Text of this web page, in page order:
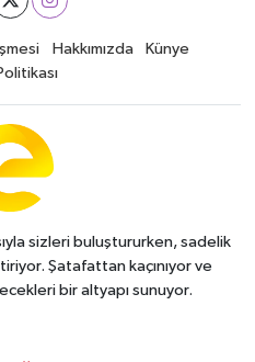
Hakkımızda
Künye
sizleri buluştururken, sadelik
Şatafattan kaçınıyor ve
bir altyapı sunuyor.